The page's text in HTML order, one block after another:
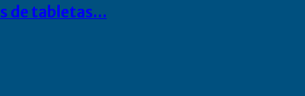
de tabletas…